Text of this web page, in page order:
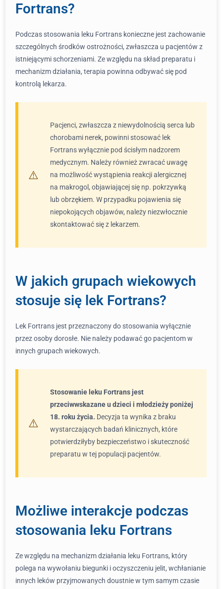
Fortrans?
Podczas stosowania leku Fortrans konieczne jest zachowanie
szczególnych środków ostrożności, zwłaszcza u pacjentów z
istniejącymi schorzeniami. Ze względu na skład preparatu i
mechanizm działania, terapia powinna odbywać się pod
kontrolą lekarza.
Pacjenci, zwłaszcza z niewydolnością serca lub
chorobami nerek, powinni stosować lek
Fortrans wyłącznie pod ścisłym nadzorem
medycznym. Należy również zwracać uwagę
na możliwość wystąpienia reakcji alergicznej
na makrogol, objawiającej się np. pokrzywką
lub obrzękiem. W przypadku pojawienia się
niepokojących objawów, należy niezwłocznie
skontaktować się z lekarzem.
W jakich grupach wiekowych
stosuje się lek Fortrans?
Lek Fortrans jest przeznaczony do stosowania wyłącznie
przez osoby dorosłe. Nie należy podawać go pacjentom w
innych grupach wiekowych.
Stosowanie leku Fortrans jest
przeciwwskazane u dzieci i młodzieży poniżej
18. roku życia. Decyzja ta wynika z braku
wystarczających badań klinicznych, które
potwierdziłyby bezpieczeństwo i skuteczność
preparatu w tej populacji pacjentów.
Możliwe interakcje podczas
stosowania leku Fortrans
Ze względu na mechanizm działania leku Fortrans, który
polega na wywołaniu biegunki i oczyszczeniu jelit, wchłanianie
innych leków przyjmowanych doustnie w tym samym czasie